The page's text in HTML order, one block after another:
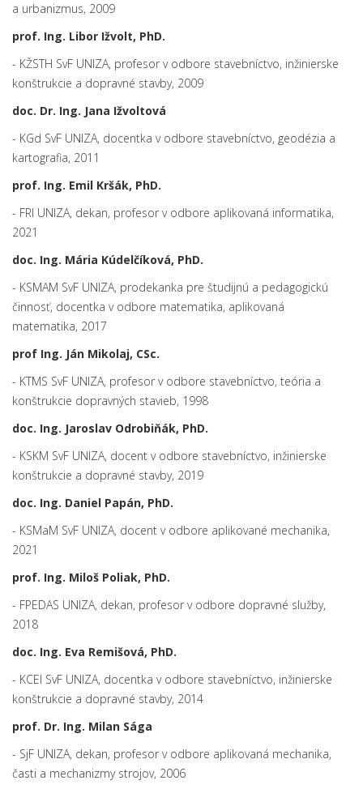
a urbanizmus, 2009
prof. Ing. Libor Ižvolt, PhD.
- KŽSTH SvF UNIZA, profesor v odbore stavebníctvo, inžinierske
konštrukcie a dopravné stavby, 2009
doc. Dr. Ing. Jana Ižvoltová
- KGd SvF UNIZA, docentka v odbore stavebníctvo, geodézia a
kartografia, 2011
prof. Ing. Emil Kršák, PhD.
- FRI UNIZA, dekan, profesor v odbore aplikovaná informatika,
2021
doc. Ing. Mária Kúdelčíková, PhD.
- KSMAM SvF UNIZA, prodekanka pre študijnú a pedagogickú
činnosť, docentka v odbore matematika, aplikovaná
matematika, 2017
prof Ing. Ján Mikolaj, CSc.
- KTMS SvF UNIZA, profesor v odbore stavebníctvo, teória a
konštrukcie dopravných stavieb, 1998
doc. Ing. Jaroslav Odrobiňák, PhD.
- KSKM SvF UNIZA, docent v odbore stavebníctvo, inžinierske
konštrukcie a dopravné stavby, 2019
doc. Ing. Daniel Papán, PhD.
- KSMaM SvF UNIZA, docent v odbore aplikované mechanika,
2021
prof. Ing. Miloš Poliak, PhD.
- FPEDAS UNIZA, dekan, profesor v odbore dopravné služby,
2018
doc. Ing. Eva Remišová, PhD.
- KCEI SvF UNIZA, docentka v odbore stavebníctvo, inžinierske
konštrukcie a dopravné stavby, 2014
prof. Dr. Ing. Milan Sága
- SjF UNIZA, dekan, profesor v odbore aplikovaná mechanika,
časti a mechanizmy strojov, 2006